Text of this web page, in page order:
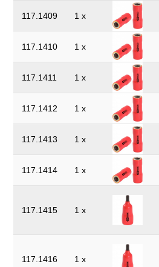
117.1409 1 x
117.1410 1 x
117.1411 1 x
117.1412 1 x
117.1413 1 x
117.1414 1 x
117.1415 1 x
117.1416 1 x